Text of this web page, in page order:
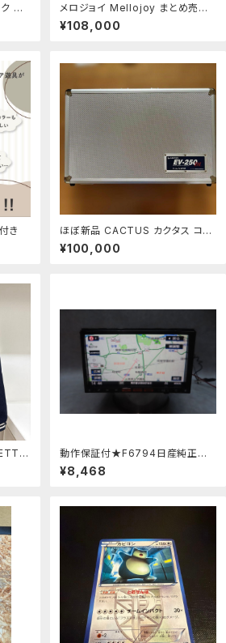
濃
メロジョイ Mellojoy まとめ売り3
3点 おにぎり トースト ミニランド
¥108,000
き
ほぼ新品 CACTUS カクタス コー
ドレス電動油圧式圧着工具 EV-25
0DL
¥100,000
動作保証付★F6794日産純正 H
S511D-A HDDナビ 地図2014
年 地デジTVフルセグ内蔵 Blu
¥8,468